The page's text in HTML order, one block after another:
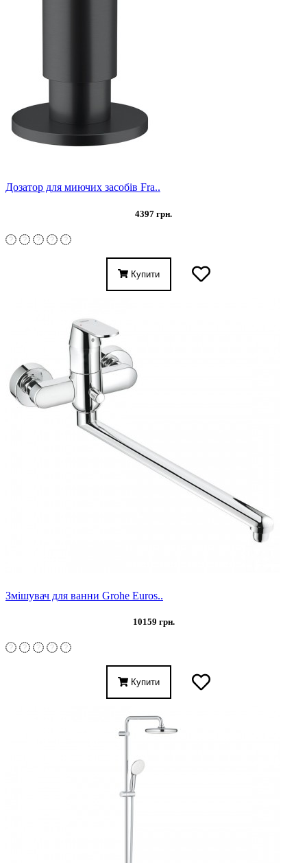
Дозатор для миючих засобів Fra..
4397 грн.
Купити
Змішувач для ванни Grohe Euros..
10159 грн.
Купити